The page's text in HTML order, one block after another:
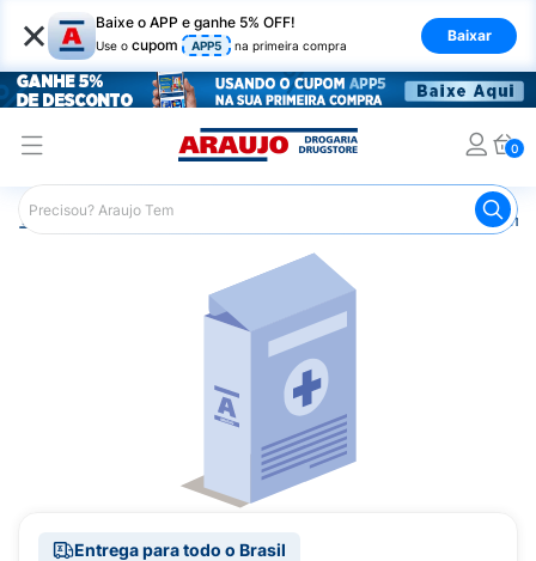
× Baixe o APP e ganhe 5% OFF!
Use o cupom APP5 na primeira compra
Baixar
0
Araujo Medicamentos
Entrega para todo o Brasil